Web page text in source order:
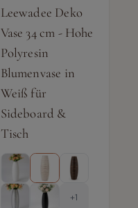
Leewadee Deko
Vase 34 cm - Hohe
Polyresin
Blumenvase in
Weiß für
Sideboard &
Tisch
+1